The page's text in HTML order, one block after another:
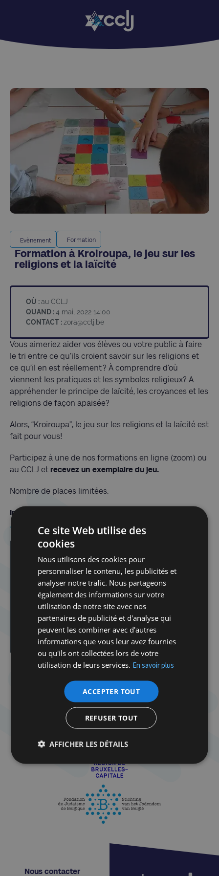
Evènement Formation
Formation à Kroiroupa, le jeu sur les
religions et la laïcité
OÙ :au CCLJ
QUAND :4 mai, 2022 14:00
CONTACT :zora@cclj.be
Vous aimeriez aider vos élèves ou votre public à faire
le tri entre ce qu’ils croient savoir sur les religions et
ce qu’il en est réellement ? À comprendre d’où
viennent les pratiques et les symboles religieux? A
appréhender le principe de laïcité, les croyances et les
religions de façon apaisée?
Alors, “Kroiroupa”, le jeu sur les religions et la laïcité est
fait pour vous!
Participez à une de nos formations en ligne (zoom) ou
au CCLJ et recevez un exemplaire du jeu.
Nombre de places limitées.
Inscription obligatoire à l’adresse email suivante
zora@cclj.be
Dans la même catégorie d'article :
Dibook | Les élections en Israël
Spirou dans la tourmente de la Shoah
Atelier Tenou’a avec Delphine Horvilleur
Atelier Tenou’a avec Delphine Horvilleur
Cabaret Milmoul
Rosh Hashana
Nous contacter​
Ce site Web utilise des
cookies
Nous utilisons des cookies pour
personnaliser le contenu, les publicités et
analyser notre trafic. Nous partageons
également des informations sur votre
utilisation de notre site avec nos
partenaires de publicité et d'analyse qui
peuvent les combiner avec d'autres
informations que vous leur avez fournies
ou qu'ils ont collectées lors de votre
utilisation de leurs services. En savoir plus
ACCEPTER TOUT
REFUSER TOUT
AFFICHER LES DÉTAILS